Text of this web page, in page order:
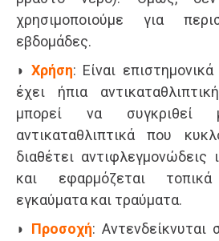
χρησιμοποιούμε για
εβδομάδες.
◗Χρήση: Είναι
έχει ήπια
μπορεί να
αντικαταθλιπτικά που
διαθέτει αντιφλεγμονώδεις
και εφαρμόζεται
εγκαύματα και τραύματα.
◗ Προσοχή: Αντενδείκνυται